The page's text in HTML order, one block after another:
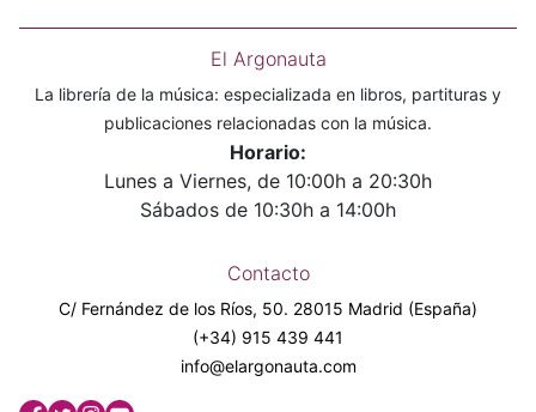
El Argonauta
La librería de la música: especializada en libros, partituras y
publicaciones relacionadas con la música.
Horario:
Lunes a Viernes, de 10:00h a 20:30h
Sábados de 10:30h a 14:00h
Contacto
C/ Fernández de los Ríos, 50. 28015 Madrid (España)
(+34) 915 439 441
info@elargonauta.com